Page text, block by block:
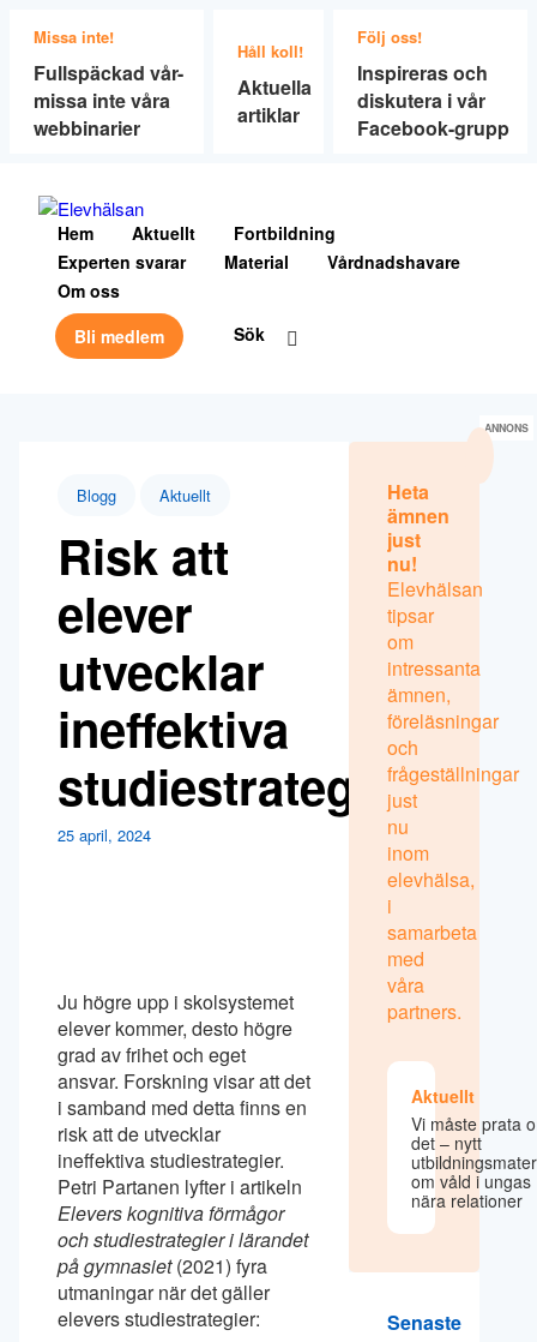
Missa inte!
Fullspäckad vår-
missa inte våra
webbinarier
Håll koll!
Aktuella
artiklar
Följ oss!
Inspireras och
diskutera i vår
Facebook-grupp
Hem Aktuellt
Fortbildning
Experten svarar
Material
Vårdnadshavare
Om oss
Bli medlem
Sök
Blogg Aktuellt
Risk att
elever
utvecklar
ineffektiva
studiestrategier
25 april, 2024
Ju högre upp i skolsystemet
elever kommer, desto högre
grad av frihet och eget
ansvar. Forskning visar att det
i samband med detta finns en
risk att de utvecklar
ineffektiva studiestrategier.
Petri Partanen lyfter i artikeln
Elevers kognitiva förmågor
och studiestrategier i lärandet
på gymnasiet(2021) fyra
utmaningar när det gäller
elevers studiestrategier:
Heta
ämnen
just
nu!
Elevhälsan
tipsar
om
intressanta
ämnen,
föreläsningar
och
frågeställningar
just
nu
inom
elevhälsa,
i
samarbeta
med
våra
partners.
Aktuellt
Vi måste prata
det – nytt
om våld i ungas
nära relationer
Senaste
ANNONS